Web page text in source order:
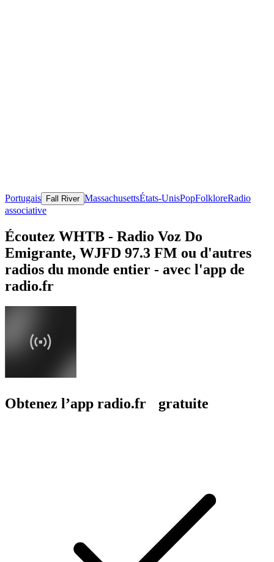
Portugais Fall River MassachusettsÉtats-UnisPopFolkloreRadio
associative
Écoutez WHTB - Radio Voz Do
Emigrante, WJFD 97.3 FM ou d'autres
radios du monde entier - avec l'app de
radio.fr
Obtenez l’app radio.fr gratuite